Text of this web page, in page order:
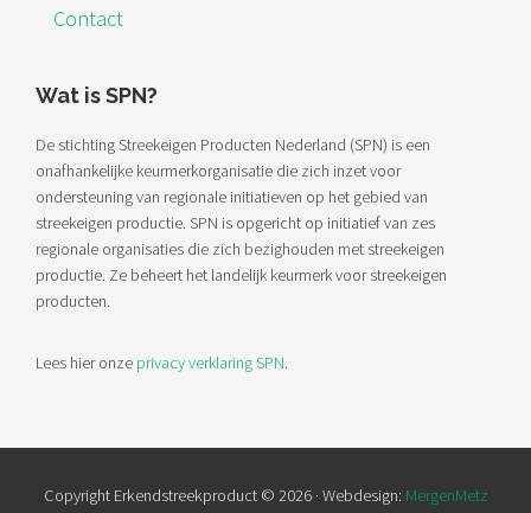
Contact
Wat is SPN?
De stichting Streekeigen Producten Nederland (SPN) is een
onafhankelijke keurmerkorganisatie die zich inzet voor
ondersteuning van regionale initiatieven op het gebied van
streekeigen productie. SPN is opgericht op initiatief van zes
regionale organisaties die zich bezighouden met streekeigen
productie. Ze beheert het landelijk keurmerk voor streekeigen
producten.
Lees hier onze privacy verklaring SPN.
Copyright Erkendstreekproduct © 2026 · Webdesign: MergenMetz